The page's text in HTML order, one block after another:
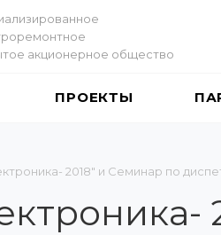
акционерное общество
ПРОЕКТЫ
2018" и Семинар по